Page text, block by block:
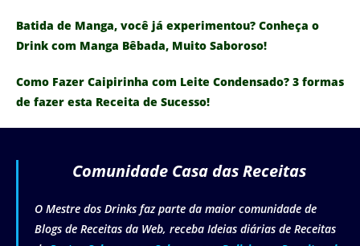
Batida de Manga, você já experimentou? Conheça o
Drink com Manga Bêbada, Muito Saboroso!
Como Fazer Caipirinha com Leite Condensado? 3 formas
de fazer esta Receita de Sucesso!
Comunidade Casa das Receitas
O Mestre dos Drinks faz parte da maior comunidade de
Blogs de Receitas da Web, receba Ideias diárias de Receitas